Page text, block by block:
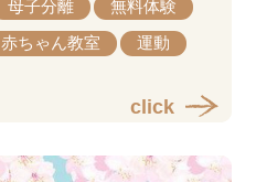
母子分離
無料体験
赤ちゃん教室 運動
click